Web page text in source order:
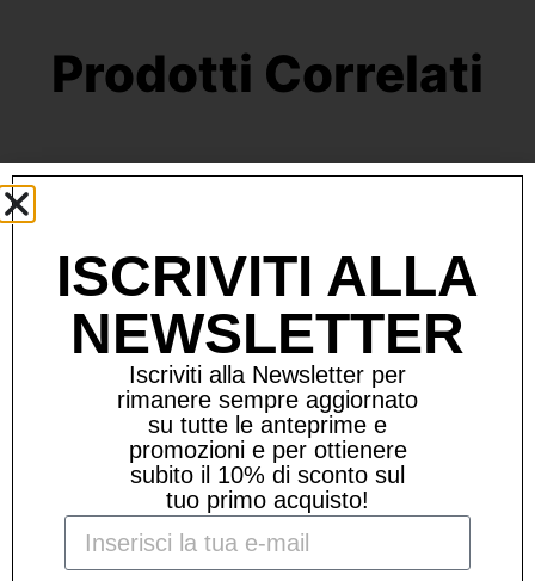
Prodotti Correlati
ISCRIVITI ALLA
NEWSLETTER
Iscriviti alla Newsletter per
rimanere sempre aggiornato
su tutte le anteprime e
promozioni e per ottienere
subito il 10% di sconto sul
tuo primo acquisto!